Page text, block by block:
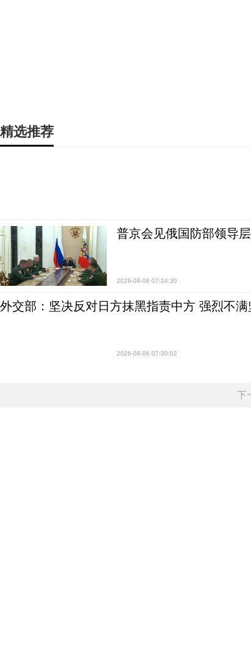
精选推荐
普京会见俄国防部领导
2026-08-06 07:24:30
外交部：坚决反对日方抹黑指责中方 强烈不
2026-08-06 07:30:02
下